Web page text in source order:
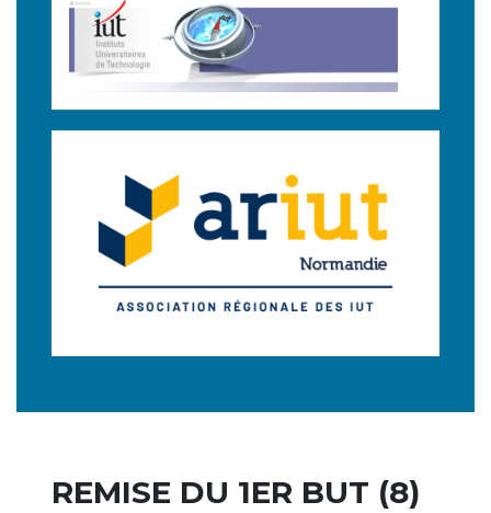
REMISE DU 1ER BUT (8)